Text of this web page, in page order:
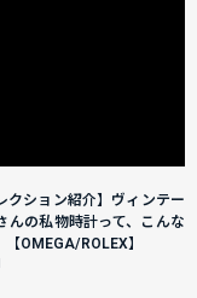
クション紹介】ヴィンテー
んの私物時計って、こんな
【OMEGA/ROLEX】